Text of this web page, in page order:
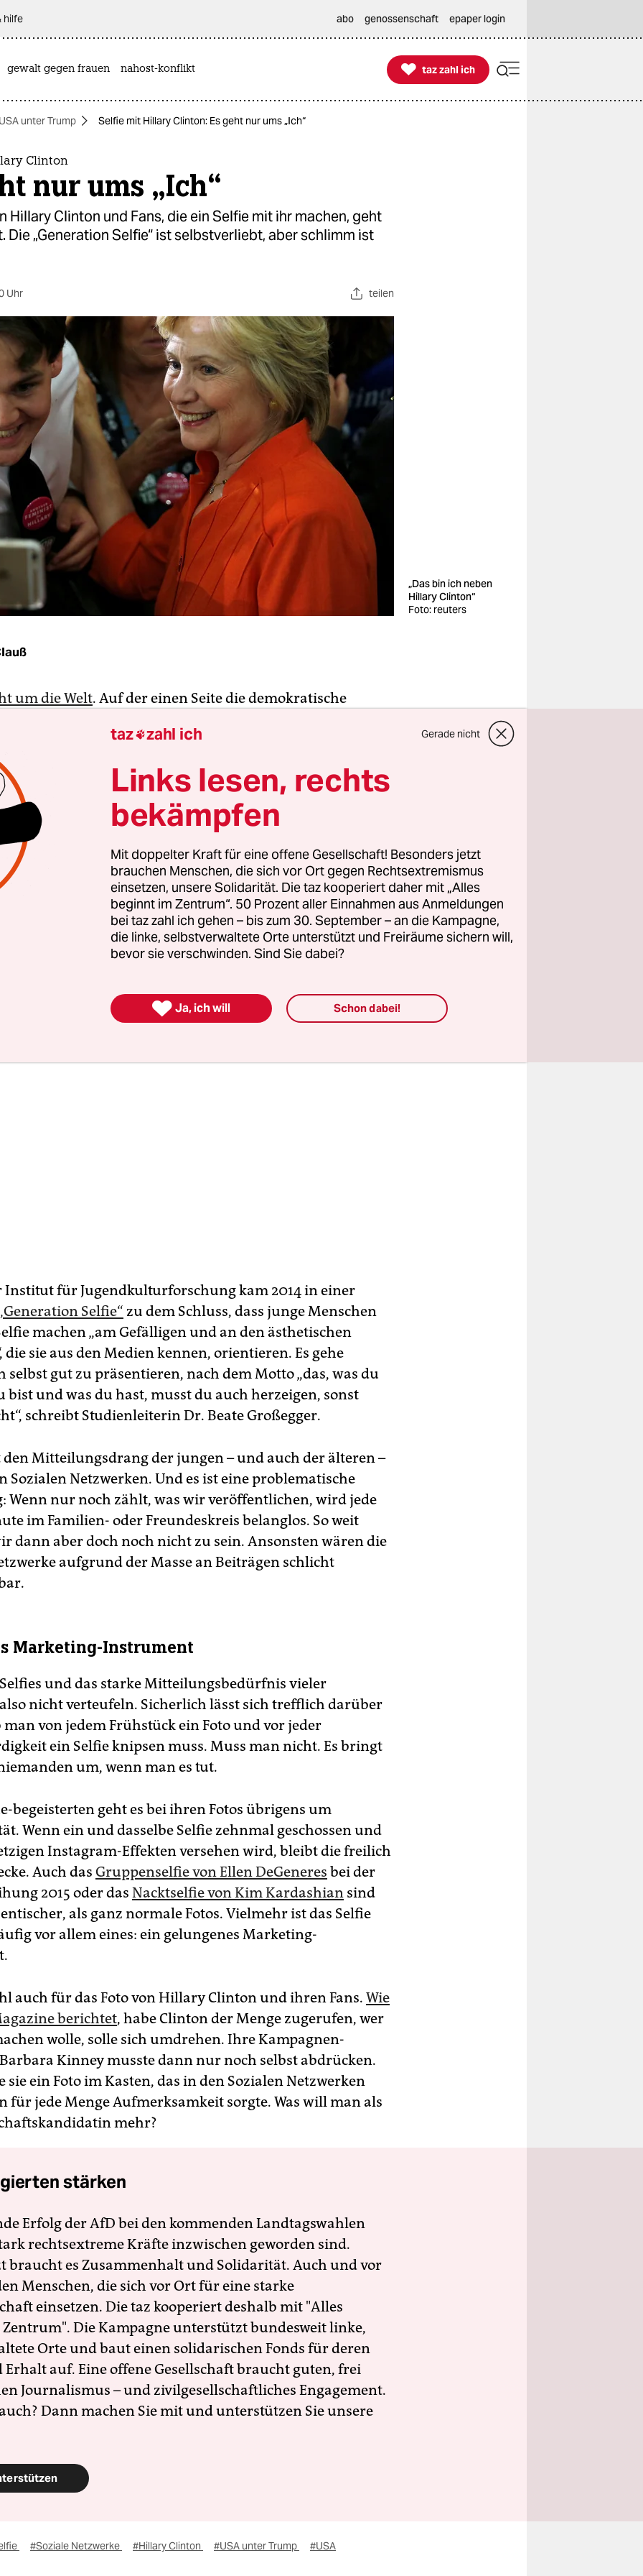
hilfe abo genossenschaft epaper login
gewalt gegen frauen nahost-konflikt 
taz zahl ich
taz zahl ich
USA unter Trump Selfie mit Hillary Clinton: Es geht nur ums „Ich“
Clinton
nur ums „Ich“
Hillary Clinton und Fans, die ein Selfie mit ihr machen, geht
Die „Generation Selfie“ ist selbstverliebt, aber schlimm ist
Uhr teilen
„Das bin ich neben
Hillary Clinton“
Foto: reuters
um die Welt. Auf der einen Seite die demokratische
den Rücken zukehren, um ein Selfie zu machen. Ein Bild
mit der vielleicht ersten Präsidentin der USA. Auf jeden
Hingucker auf der nächsten Familienfeier.
selbstverliebte Generation, die sich dermaßen in den
stellt, könnte man meinen. Man kann die starke
der Selfies in den letzten Jahren durchaus in diese
Als Kennzeichen einer vom Individualismus
in der es nicht mehr um die Orte geht, die ich
um die Menschen, die ich treffe. Sondern darum, dass
es bin, der das tut. Priorität hat das Individuum: „Das bin
Ich, ich, ich.
Institut für Jugendkulturforschung kam 2014 in einer
Selfie“ zu dem Schluss, dass junge Menschen
machen „am Gefälligen und an den ästhetischen
die sie aus den Medien kennen, orientieren. Es gehe
selbst gut zu präsentieren, nach dem Motto „das, was du
bist und was du hast, musst du auch herzeigen, sonst
schreibt Studienleiterin Dr. Beate Großegger.
Mitteilungsdrang der jungen – und auch der älteren –
Sozialen Netzwerken. Und es ist eine problematische
Wenn nur noch zählt, was wir veröffentlichen, wird jede
im Familien- oder Freundeskreis belanglos. So weit
dann aber doch noch nicht zu sein. Ansonsten wären die
aufgrund der Masse an Beiträgen schlicht
Marketing-Instrument
und das starke Mitteilungsbedürfnis vieler
nicht verteufeln. Sicherlich lässt sich trefflich darüber
man von jedem Frühstück ein Foto und vor jeder
ein Selfie knipsen muss. Muss man nicht. Es bringt
um, wenn man es tut.
begeisterten geht es bei ihren Fotos übrigens um
Wenn ein und dasselbe Selfie zehnmal geschossen und
Instagram-Effekten versehen wird, bleibt die freilich
Auch das Gruppenselfie von Ellen DeGeneres bei der
2015 oder das Nacktselfie von Kim Kardashian sind
als ganz normale Fotos. Vielmehr ist das Selfie
vor allem eines: ein gelungenes Marketing-
auch für das Foto von Hillary Clinton und ihren Fans. Wie
berichtet, habe Clinton der Menge zugerufen, wer
wolle, solle sich umdrehen. Ihre Kampagnen-
Kinney musste dann nur noch selbst abdrücken.
sie ein Foto im Kasten, das in den Sozialen Netzwerken
für jede Menge Aufmerksamkeit sorgte. Was will man als
mehr?
stärken
Erfolg der AfD bei den kommenden Landtagswahlen
rechtsextreme Kräfte inzwischen geworden sind.
braucht es Zusammenhalt und Solidarität. Auch und vor
Menschen, die sich vor Ort für eine starke
einsetzen. Die taz kooperiert deshalb mit "Alles
Die Kampagne unterstützt bundesweit linke,
Orte und baut einen solidarischen Fonds für deren
Erhalt auf. Eine offene Gesellschaft braucht guten, frei
Journalismus – und zivilgesellschaftliches Engagement.
Dann machen Sie mit und unterstützen Sie unsere
#Soziale Netzwerke #Hillary Clinton #USA unter Trump #USA
taz zahl ich Gerade nicht
Links lesen, rechts
bekämpfen
Mit doppelter Kraft für eine offene Gesellschaft! Besonders jetzt
brauchen Menschen, die sich vor Ort gegen Rechtsextremismus
einsetzen, unsere Solidarität. Die taz kooperiert daher mit „Alles
beginnt im Zentrum“. 50 Prozent aller Einnahmen aus Anmeldungen
bei taz zahl ich gehen – bis zum 30. September – an die Kampagne,
die linke, selbstverwaltete Orte unterstützt und Freiräume sichern will,
bevor sie verschwinden. Sind Sie dabei?
 Ja, ich will Schon dabei!